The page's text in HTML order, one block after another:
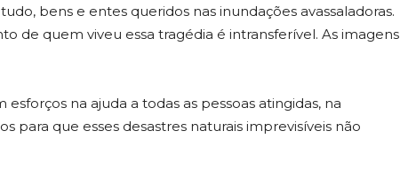
bens e entes queridos nas inundações avassaladoras.
de quem viveu essa tragédia é intransferível. As imagens
na ajuda a todas as pessoas atingidas, na
para que esses desastres naturais imprevisíveis não